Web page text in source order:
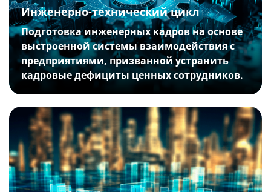
Инженерно-технический цикл
Подготовка инженерных кадров на основе
выстроенной системы взаимодействия с
предприятиями, призванной устранить
кадровые дефициты ценных сотрудников.